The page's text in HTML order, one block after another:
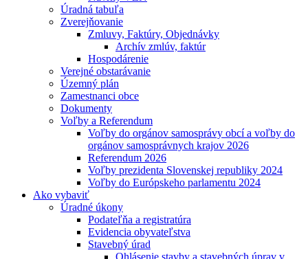
Úradná tabuľa
Zverejňovanie
Zmluvy, Faktúry, Objednávky
Archív zmlúv, faktúr
Hospodárenie
Verejné obstarávanie
Územný plán
Zamestnanci obce
Dokumenty
Voľby a Referendum
Voľby do orgánov samosprávy obcí a voľby do
orgánov samosprávnych krajov 2026
Referendum 2026
Voľby prezidenta Slovenskej republiky 2024
Voľby do Európskeho parlamentu 2024
Ako vybaviť
Úradné úkony
Podateľňa a registratúra
Evidencia obyvateľstva
Stavebný úrad
Ohlásenie stavby a stavebných úprav v